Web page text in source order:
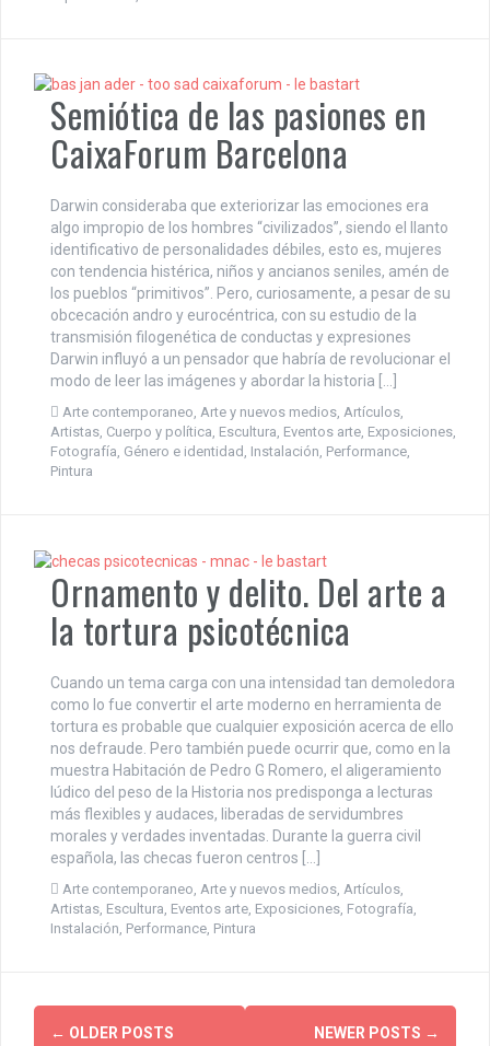
Semiótica de las pasiones en
CaixaForum Barcelona
Darwin consideraba que exteriorizar las emociones era
algo impropio de los hombres “civilizados”, siendo el llanto
identificativo de personalidades débiles, esto es, mujeres
con tendencia histérica, niños y ancianos seniles, amén de
los pueblos “primitivos”. Pero, curiosamente, a pesar de su
obcecación andro y eurocéntrica, con su estudio de la
transmisión filogenética de conductas y expresiones
Darwin influyó a un pensador que habría de revolucionar el
modo de leer las imágenes y abordar la historia […]
Arte contemporaneo, Arte y nuevos medios, Artículos,
Artistas, Cuerpo y política, Escultura, Eventos arte, Exposiciones,
Fotografía, Género e identidad , Instalación, Performance,
Pintura
Ornamento y delito. Del arte a
la tortura psicotécnica
Cuando un tema carga con una intensidad tan demoledora
como lo fue convertir el arte moderno en herramienta de
tortura es probable que cualquier exposición acerca de ello
nos defraude. Pero también puede ocurrir que, como en la
muestra Habitación de Pedro G Romero, el aligeramiento
lúdico del peso de la Historia nos predisponga a lecturas
más flexibles y audaces, liberadas de servidumbres
morales y verdades inventadas. Durante la guerra civil
española, las checas fueron centros […]
Arte contemporaneo Arte y nuevos medios Artículos
Artistas Escultura Eventos arte Exposiciones Fotografía
Instalación Performance Pintura
← OLDER POSTS NEWER POSTS →